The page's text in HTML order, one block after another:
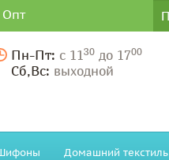
Опт
Пн-Пт: с 1130 до 1700
Сб,Вс: выходной
Домашний текстиль